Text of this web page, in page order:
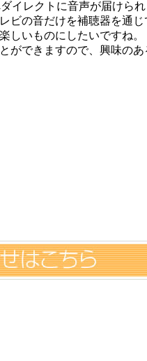
イレクトに音声が届けられ
ビの音だけを補聴器を通
しいものにしたいですね。
できますので、興味の